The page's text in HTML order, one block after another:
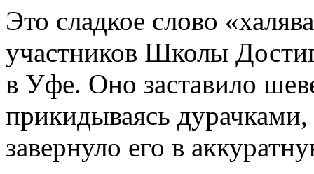
Это сладкое слово
участников Школы
в Уфе. Оно заставило
прикидываясь
завернуло его в